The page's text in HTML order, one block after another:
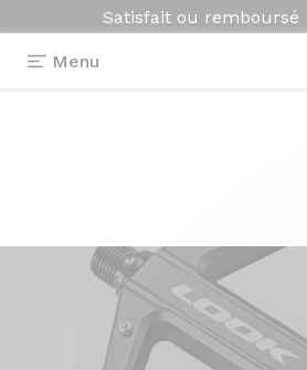
Satisfait ou remboursé
Menu